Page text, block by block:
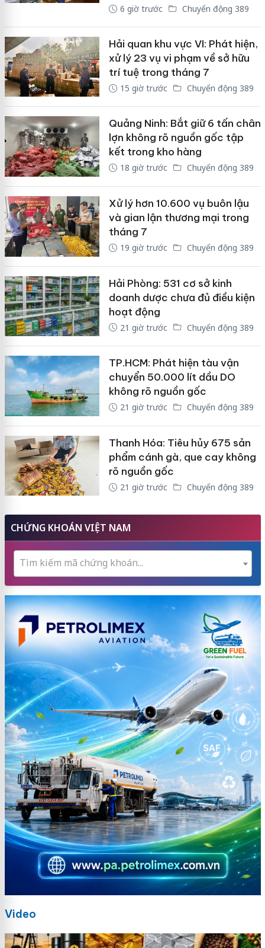
6 giờ trước Chuyển động 389
Hải quan khu vực VI: Phát hiện,
xử lý 23 vụ vi phạm về sở hữu
trí tuệ trong tháng 7
15 giờ trước Chuyển động 389
Quảng Ninh: Bắt giữ 6 tấn chân
lợn không rõ nguồn gốc tập
kết trong kho hàng
18 giờ trước Chuyển động 389
Xử lý hơn 10.600 vụ buôn lậu
và gian lận thương mại trong
tháng 7
19 giờ trước Chuyển động 389
Hải Phòng: 531 cơ sở kinh
doanh dược chưa đủ điều kiện
hoạt động
21 giờ trước Chuyển động 389
TP.HCM: Phát hiện tàu vận
chuyển 50.000 lít dầu DO
không rõ nguồn gốc
21 giờ trước Chuyển động 389
Thanh Hóa: Tiêu hủy 675 sản
phẩm cánh gà, que cay không
rõ nguồn gốc
21 giờ trước Chuyển động 389
CHỨNG KHOÁN VIỆT NAM
Tìm kiếm mã chứng khoán...
Video